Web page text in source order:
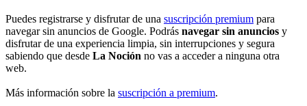
Puedes registrarse y disfrutar de una suscripción premium para
navegar sin anuncios de Google. Podrás navegar sin anuncios y
disfrutar de una experiencia limpia, sin interrupciones y segura
sabiendo que desde La Noción no vas a acceder a ninguna otra
web.
Más información sobre la suscripción a premium.